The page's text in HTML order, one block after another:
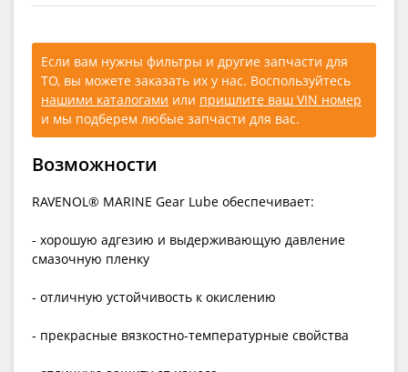
Если вам нужны фильтры и другие запчасти для
ТО, вы можете заказать их у нас. Воспользуйтесь
нашими каталогами или пришлите ваш VIN номер
и мы подберем любые запчасти для вас.
Возможности
RAVENOL® MARINE Gear Lube обеспечивает:
- хорошую адгезию и выдерживающую давление
смазочную пленку
- отличную устойчивость к окислению
- прекрасные вязкостно-температурные свойства